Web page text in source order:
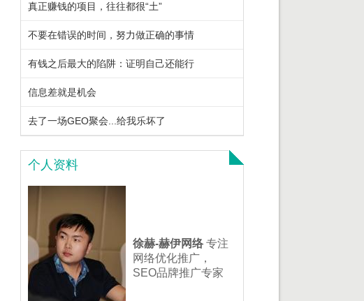
真正赚钱的项目，往往都很“土”
不要在错误的时间，努力做正确的事情
有钱之后最大的陷阱：证明自己还能行
信息差就是机会
去了一场GEO聚会...给我乐坏了
个人资料
徐赫-赫伊网络专注
网络优化推广，
SEO品牌推广专家